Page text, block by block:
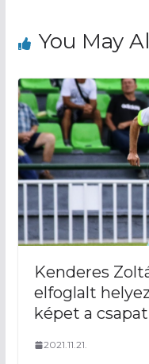
You May
Kenderes
elfoglalt
képet a
2021.11.21.